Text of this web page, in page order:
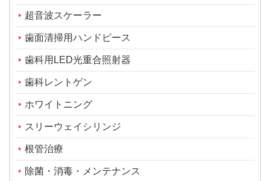
超音波スケーラー
歯面清掃用ハンドピース
歯科用LED光重合照射器
歯科レントゲン
ホワイトニング
スリーウェイシリンジ
根管治療
除菌・消毒・メンテナンス